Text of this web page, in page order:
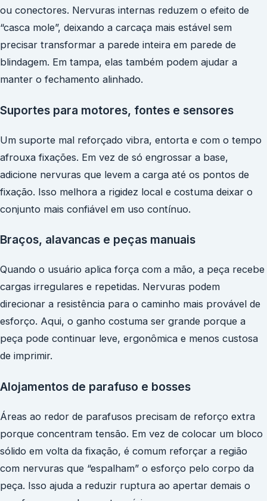
ou conectores. Nervuras internas reduzem o efeito de
“casca mole”, deixando a carcaça mais estável sem
precisar transformar a parede inteira em parede de
blindagem. Em tampa, elas também podem ajudar a
manter o fechamento alinhado.
Suportes para motores, fontes e sensores
Um suporte mal reforçado vibra, entorta e com o tempo
afrouxa fixações. Em vez de só engrossar a base,
adicione nervuras que levem a carga até os pontos de
fixação. Isso melhora a rigidez local e costuma deixar o
conjunto mais confiável em uso contínuo.
Braços, alavancas e peças manuais
Quando o usuário aplica força com a mão, a peça recebe
cargas irregulares e repetidas. Nervuras podem
direcionar a resistência para o caminho mais provável de
esforço. Aqui, o ganho costuma ser grande porque a
peça pode continuar leve, ergonômica e menos custosa
de imprimir.
Alojamentos de parafuso e bosses
Áreas ao redor de parafusos precisam de reforço extra
porque concentram tensão. Em vez de colocar um bloco
sólido em volta da fixação, é comum reforçar a região
com nervuras que “espalham” o esforço pelo corpo da
peça. Isso ajuda a reduzir ruptura ao apertar demais o